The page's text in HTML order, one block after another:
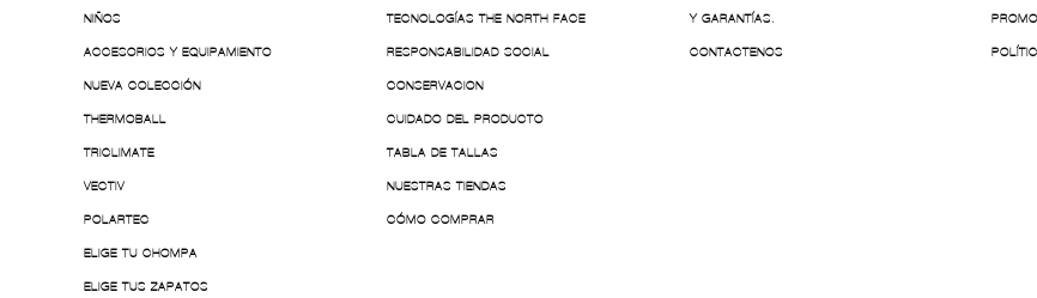
NIÑOS
ACCESORIOS Y EQUIPAMIENTO
NUEVA COLECCIÓN
THERMOBALL
TRICLIMATE
VECTIV
POLARTEC
ELIGE TU CHOMPA
ELIGE TUS ZAPATOS
TECNOLOGÍAS THE NORTH FACE
RESPONSABILIDAD SOCIAL
CONSERVACION
CUIDADO DEL PRODUCTO
TABLA DE TALLAS
NUESTRAS TIENDAS
CÓMO COMPRAR
Y GARANTÍAS.
CONTACTENOS